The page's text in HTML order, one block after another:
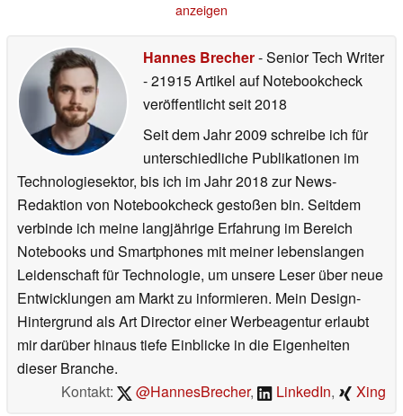
29.06.2026
anzeigen
Hannes Brecher- Senior Tech Writer
- 21915 Artikel auf Notebookcheck
veröffentlichtseit 2018
Seit dem Jahr 2009 schreibe ich für
unterschiedliche Publikationen im
Technologiesektor, bis ich im Jahr 2018 zur News-
Redaktion von Notebookcheck gestoßen bin. Seitdem
verbinde ich meine langjährige Erfahrung im Bereich
Notebooks und Smartphones mit meiner lebenslangen
Leidenschaft für Technologie, um unsere Leser über neue
Entwicklungen am Markt zu informieren. Mein Design-
Hintergrund als Art Director einer Werbeagentur erlaubt
mir darüber hinaus tiefe Einblicke in die Eigenheiten
dieser Branche.
Kontakt:
@HannesBrecher, LinkedIn, Xing